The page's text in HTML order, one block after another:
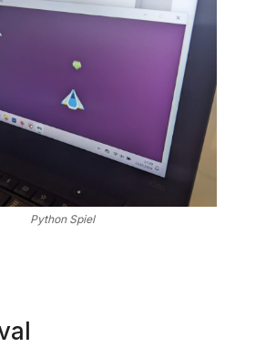
Python Spiel